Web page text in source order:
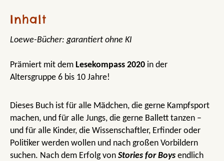
Inhalt
Loewe-Bücher: garantiert ohne KI
Prämiert mit dem Lesekompass 2020 in der
Altersgruppe 6 bis 10 Jahre!
Dieses Buch ist für alle Mädchen, die gerne Kampfsport
machen, und für alle Jungs, die gerne Ballett tanzen –
und für alle Kinder, die Wissenschaftler, Erfinder oder
Politiker werden wollen und nach großen Vorbildern
suchen. Nach dem Erfolg von Stories for Boys endlich